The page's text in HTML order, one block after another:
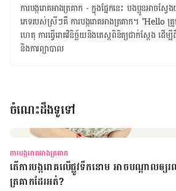
ការបង្ករោគអាងត្រគាក - ក្នុង​ផ្នែក​នេះ ​បងប្អូន​អាច​ស្
ភេទ​​របស់​ស្រីៗ​គឺ ការបង្ករោគអាងត្រគាក។ "Hello
ហេតុ ​​​ការ​ធ្វើ​រោគវិនិច្ឆ័យ​និង​តេស្ត​ពិនិត្យ​ជាក់ស្ដែង​ ដើម្
និង​ការ​ព្យាបាល
ចំណេះដឹងទូទៅ
ការបង្ករោគអាងត្រគាក
តើការបង្ករោគលើផ្លូវទឹកនោម អាចបណ្តាលឲ្យ
ត្រគាកដែរអត់?​​​​​​​​​​​​​​​​​​​​​​​​​​​​​​​​​